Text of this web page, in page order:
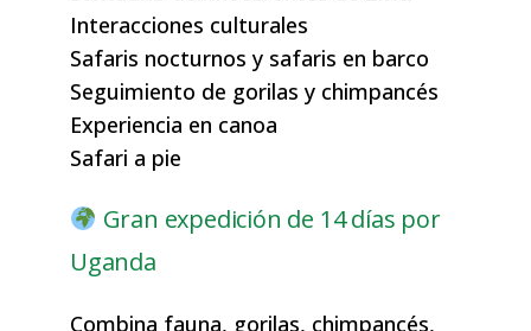
Interacciones culturales
Safaris nocturnos y safaris en barco
Seguimiento de gorilas y chimpancés
Experiencia en canoa
Safari a pie
Gran expedición de 14 días por
Uganda
Combina fauna, gorilas, chimpancés,